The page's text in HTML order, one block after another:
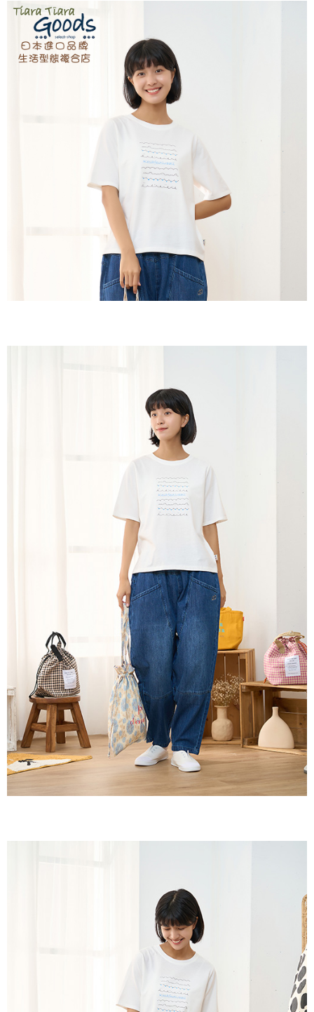
便利好安心！
１．簡單：不需註冊會員、不需綁卡、不需儲值。
２．便利：只要手機號碼，簡訊認證，即可結帳。
３．安心：先確認商品／服務後，再付款。
【「AFTEE先享後付」結帳流程】
１．於結帳方式選擇「AFTEE先享後付」後，將跳轉至「AFTEE先享後付」
結帳頁面，進行簡訊認證並確認金額後，即可完成結帳。
２．訂單成立數日內，您將收到繳費通知簡訊。
３．收到繳費通知簡訊後14天內，點擊此簡訊中的連結，可透過四大超商／
※ 請注意：結帳手續完成當下不需立刻繳費，但若您需要取消訂單，請聯絡
購買商品的店家。未經商家同意取消之訂單仍視為有效，需透過AFTEE先享
※ 交易是否成功請以「AFTEE先享後付 」之結帳頁面顯示為準，若有關於
是否繳費成功／繳費後需取消欲退款等相關疑問，請聯繫「AFTEE先享後付
https://netprotections.freshdesk.com/support/home
１．透過由恩沛科技股份有限公司提供之「AFTEE先享後付」服務完成之交
易，需依本服務之必要範圍內提供個人資料，並將交易相關給付款項請求債
權轉讓予恩沛科技股份有限公司。
２．關於個人資料處理事宜，請瀏覽以下網址：
https://aftee.tw/terms/#terms3
５．嚴禁一人註冊多個帳號或使用他人資訊註冊。若發現惡意使用之情形，
恩沛科技股份有限公司將有權停止該用戶之使用額度並採取法律行動。
運送方式
全家取貨付款
每筆NT$60，滿NT$1,800(含以上)免運費
每筆NT$60，滿NT$1,800(含以上)免運費
每筆NT$60，滿NT$2,000(含以上)免運費
每筆NT$60，滿NT$2,000(含以上)免運費
黑貓宅急便(包裹尺寸60cm以下)
每筆NT$100，滿NT$2,000(含以上)免運費
黑貓宅急便(包裹尺寸90cm以下)
每筆NT$140，滿NT$2,000(含以上)免運費